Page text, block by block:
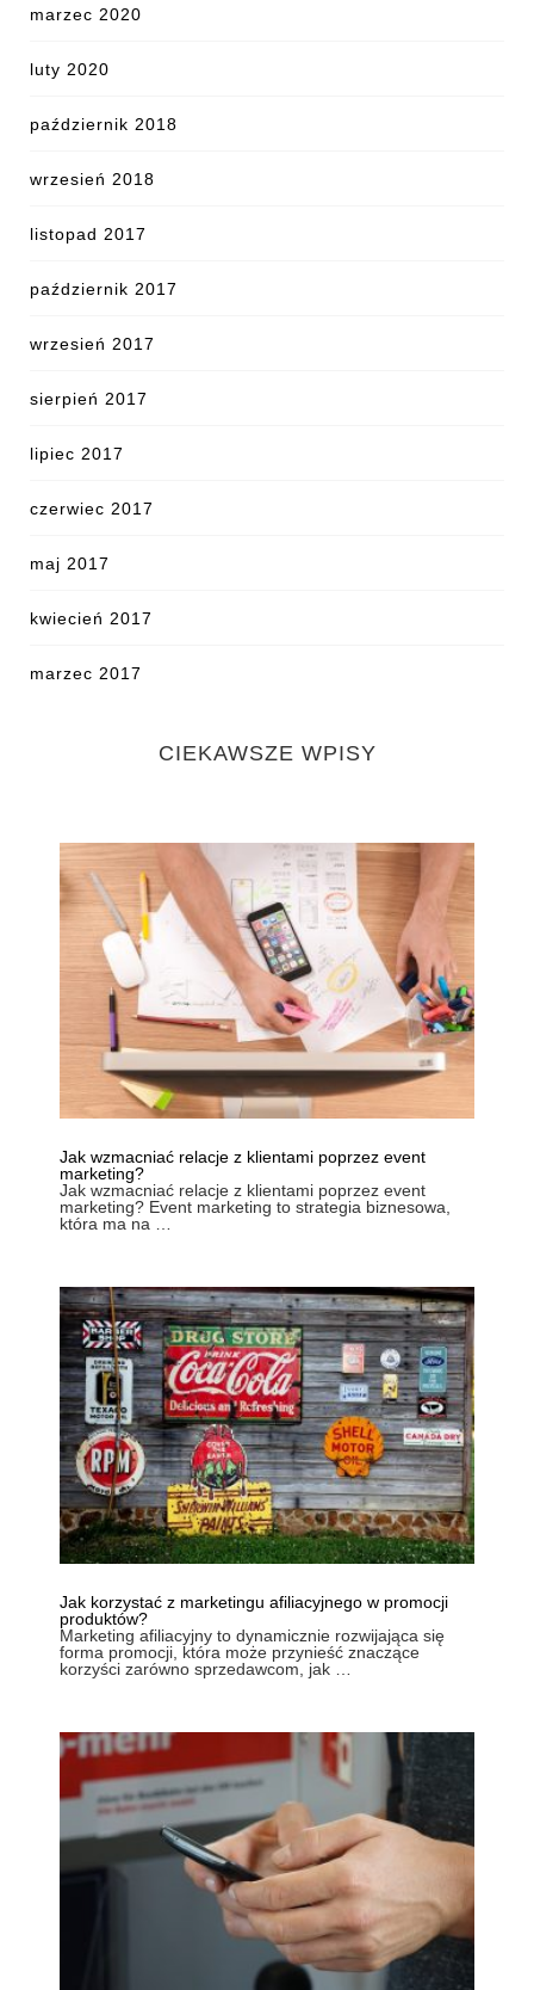
marzec 2020
luty 2020
październik 2018
wrzesień 2018
listopad 2017
październik 2017
wrzesień 2017
sierpień 2017
lipiec 2017
czerwiec 2017
maj 2017
kwiecień 2017
marzec 2017
CIEKAWSZE WPISY
Jak wzmacniać relacje z klientami poprzez event
marketing?
Jak wzmacniać relacje z klientami poprzez event
marketing? Event marketing to strategia biznesowa,
która ma na …
Jak korzystać z marketingu afiliacyjnego w promocji
produktów?
Marketing afiliacyjny to dynamicznie rozwijająca się
forma promocji, która może przynieść znaczące
korzyści zarówno sprzedawcom, jak …